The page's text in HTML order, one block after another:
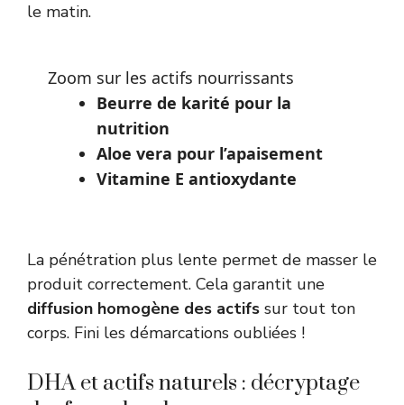
le matin.
Zoom sur les actifs nourrissants
Beurre de karité pour la
nutrition
Aloe vera pour l’apaisement
Vitamine E antioxydante
La pénétration plus lente permet de masser le
produit correctement. Cela garantit une
diffusion homogène des actifs sur tout ton
corps. Fini les démarcations oubliées !
DHA et actifs naturels : décryptage